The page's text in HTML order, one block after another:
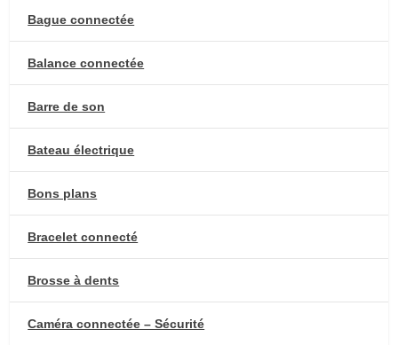
Bague connectée
Balance connectée
Barre de son
Bateau électrique
Bons plans
Bracelet connecté
Brosse à dents
Caméra connectée – Sécurité